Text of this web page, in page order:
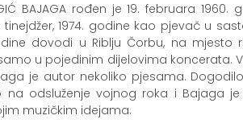
BAJAGA rođen je 19. februara 1960.
1974. godine kao pjevač u
dovodi u Riblju Čorbu, na
u pojedinim dijelovima koncerata.
je autor nekoliko pjesama.
na odsluženje vojnog roka i Bajaga
muzičkim idejama.